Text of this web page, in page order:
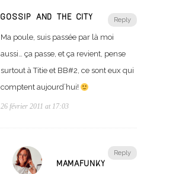
Reply
GOSSIP AND THE CITY
Ma poule, suis passée par là moi
aussi… ça passe, et ça revient, pense
surtout à Titie et BB#2, ce sont eux qui
comptent aujourd’hui!
26 février 2011 at 17:03
Reply
MAMAFUNKY